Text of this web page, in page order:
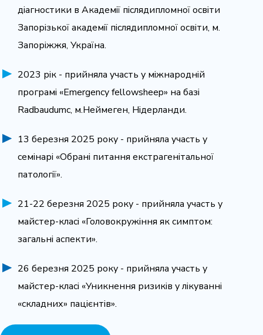
діагностики в Академії післядипломної освіти
Запорізької академії післядипломної освіти, м.
Запоріжжя, Україна.
2023 рік - прийняла участь у міжнародній
програмі «Emergency fellowsheep» на базі
Radbaudumc, м.Неймеген, Нідерланди.
13 березня 2025 року - прийняла участь у
семінарі «Обрані питання екстрагенітальної
патології».
21-22 березня 2025 року - прийняла участь у
майстер-класі «Головокружіння як симптом:
загальні аспекти».
26 березня 2025 року - прийняла участь у
майстер-класі «Уникнення ризиків у лікуванні
«складних» пацієнтів».